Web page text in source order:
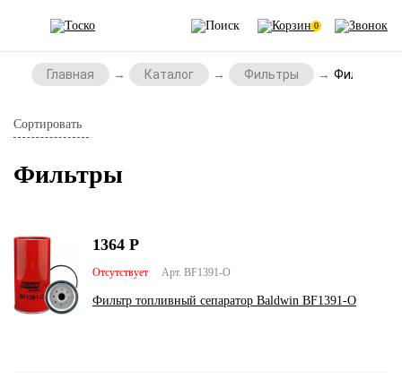
0
Главная Каталог Фильтры Фильтры
Сортировать
Фильтры
Арт. BF1391-O
Отсутствует
Фильтр топливный сепаратор Baldwin BF1391-O
1364 Р